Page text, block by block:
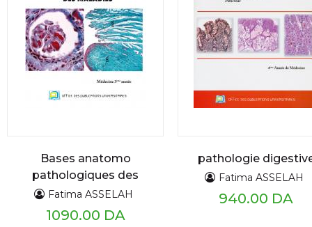
Bases anatomo
pathologiques des
maladies
Fatima ASSELAH
1090.00 DA
pathologie
Fatima ASSELAH
940.00 DA